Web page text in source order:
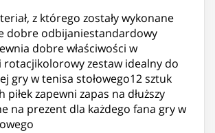
z którego zostały wykonane
dobre odbijaniestandardowy
dobre właściwości w
rotacjikolorowy zestaw idealny do
gry w tenisa stołowego12 sztuk
piłek zapewni zapas na dłuższy
na prezent dla każdego fana gry w